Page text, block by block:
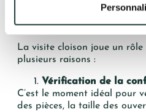
La visite cloison joue un
plusieurs raisons :
Vérification de la
C’est le moment idéal pour
des pièces, la taille des